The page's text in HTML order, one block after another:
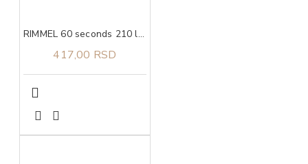
RIMMEL 60 seconds 210 lak za nokte 8 ml
417,00 RSD